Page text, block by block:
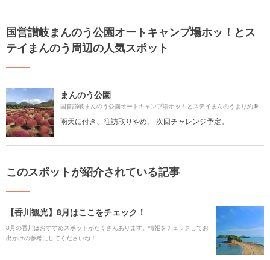
国営讃岐まんのう公園オートキャンプ場ホッ！とス
テイまんのう周辺の人気スポット
まんのう公園
国営讃岐まんのう公園オートキャンプ場ホッ！とステイまんのうより約910m
雨天に付き、往訪取りやめ。 次回チャレンジ予定。
このスポットが紹介されている記事
【香川観光】8月はここをチェック！
8月の香川はおすすめスポットがたくさんあります。情報をチェックしてお
出かけの参考にしてくださいね！